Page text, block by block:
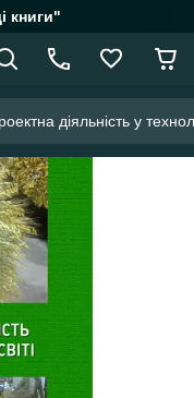
книги"
діяльність у